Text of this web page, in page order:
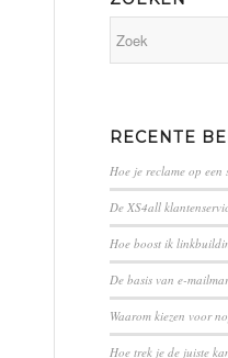
RECENTE
Hoe je reclame op een
De XS4all
Hoe boost ik
De basis van e-
Waarom kiezen voor
Hoe trek je de juiste